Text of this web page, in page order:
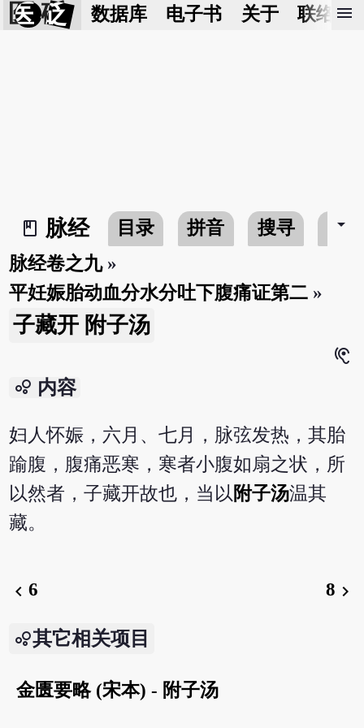
医 砭 数据库 电子书 关于 联络我
menu
book_2
脉经 目录 拼音 搜寻 书介
arrow_drop_down
脉经卷之九»
平妊娠胎动血分水分吐下腹痛证第二 »
子藏开 附子汤
hearing
bubble_chart 内容
妇人怀娠，六月、七月，脉弦发热，其胎
踰腹，腹痛恶寒，寒者小腹如扇之状，所
以然者，子藏开故也，当以 附子汤温其
藏。
chevron_left6 8 chevron_right
其它相关项目
金匮要略 (宋本) - 附子汤